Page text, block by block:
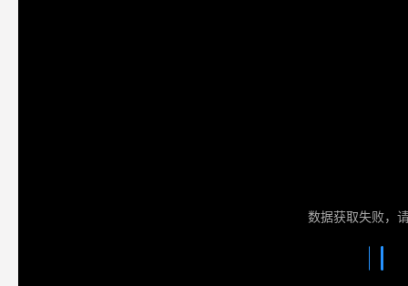
数据获取失败，